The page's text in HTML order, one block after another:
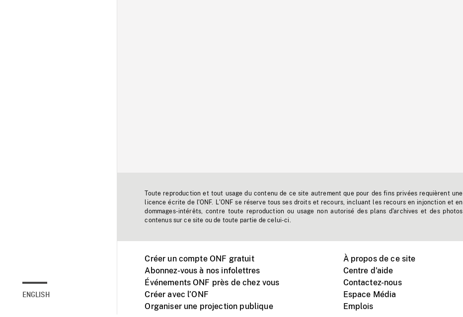
ENGLISH
Toute reproduction et tout usage du contenu de ce site autrement que pour des fins privées requièrent une
licence écrite de l'ONF. L'ONF se réserve tous ses droits et recours, incluant les recours en injonction et en
dommages-intérêts, contre toute reproduction ou usage non autorisé des plans d'archives et des photos
contenus sur ce site ou de toute partie de celui-ci.
Créer un compte ONF gratuit
Abonnez-vous à nos infolettres
Événements ONF près de chez vous
Créer avec l’ONF
Organiser une projection publique
À propos de ce site
Centre d'aide
Contactez-nous
Espace Média
Emplois